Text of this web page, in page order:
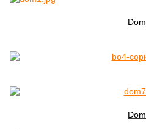
Dom
Dom